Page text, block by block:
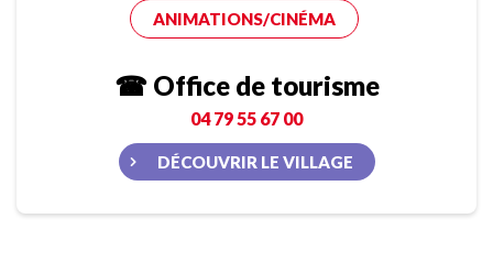
ANIMATIONS/CINÉMA
☎ Office de tourisme
04 79 55 67 00
DÉCOUVRIR LE VILLAGE